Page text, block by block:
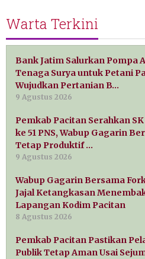
Warta Terkini
Bank Jatim Salurkan Pompa
Tenaga Surya untuk Petani
Wujudkan Pertanian B…
9 Agustus 2026
Pemkab Pacitan Serahkan
ke 51 PNS, Wabup Gagarin
Tetap Produktif …
9 Agustus 2026
Wabup Gagarin Bersama
Jajal Ketangkasan
Lapangan Kodim Pacitan
8 Agustus 2026
Pemkab Pacitan Pastikan
Publik Tetap Aman Usai